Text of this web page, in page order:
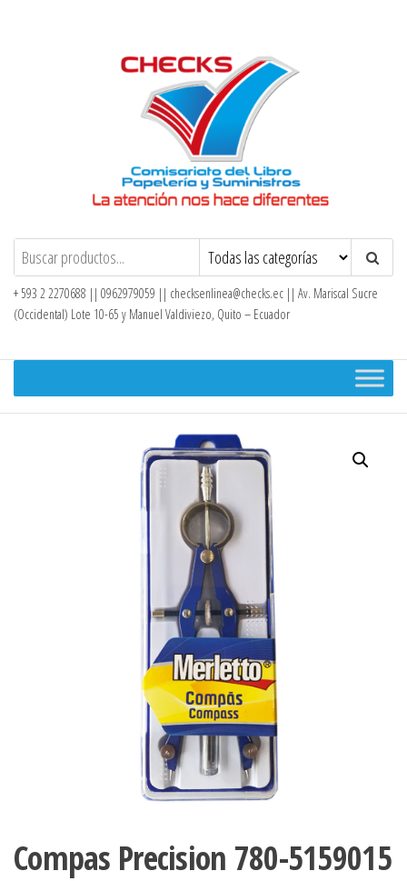
Checks – Tienda en Línea
+ 593 2 2270688 || 0962979059 || checksenlinea@checks.ec || Av. Mariscal Sucre
(Occidental) Lote 10-65 y Manuel Valdiviezo, Quito – Ecuador
Compas Precision 780-5159015